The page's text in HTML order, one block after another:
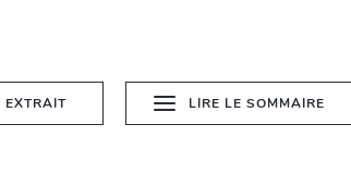
EXTRAIT LIRE LE SOMMAIRE